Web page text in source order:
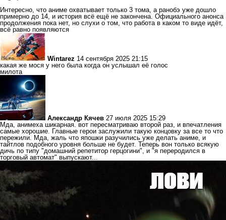
Интересно, что аниме охватывает только 3 тома, а ранобэ уже дошло
примерно до 14, и история всё ещё не закончена. Официального анонса
продолжения пока нет, но слухи о том, что работа в каком то виде идёт,
всё равно появляются
Wintarez 14 сентября 2025 21:15
какая же мося у него была когда он услышал её голос
милота
Александр Кячев 27 июля 2025 15:29
Мда, анимеха шикарная. вот пересматриваю второй раз, и впечатления
самые хорошие. Главные герои заслужили такую концовку за все то что
пережили. Мда, жаль что япошки разучились уже делать аниме, и
тайтлов подобного уровня больше не будет. Теперь вон только всякую
дичь по типу "домашний репетитор герцогини", и "я переродился в
торговый автомат" выпускают...